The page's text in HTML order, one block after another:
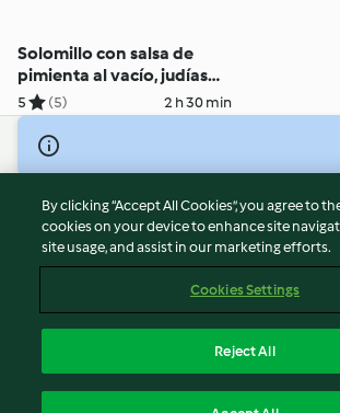
Solomillo con salsa de
pimienta al vacío, judías
verdes y gratén de patatas
5 (5) 2 h 30 min
© Copyright 2026
Terms of Service
Privacy Policy
Disclaimer
Cookies
Withdraw Contract
By clicking “Accept All Cookies”, you agree to
cookies on your device to enhance site
site usage, and assist in our marketing efforts.
Cookies Settings
Reject All